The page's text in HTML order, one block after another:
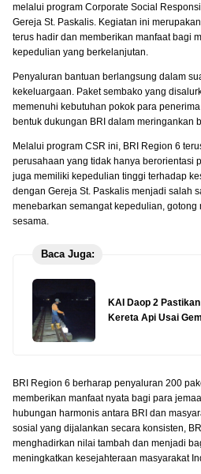
melalui program Corporate Social
Gereja St. Paskalis. Kegiatan ini
terus hadir dan memberikan manfaat bagi
kepedulian yang berkelanjutan.
Penyaluran bantuan berlangsung dalam
kekeluargaan. Paket sembako yang
memenuhi kebutuhan pokok para
bentuk dukungan BRI dalam meringankan
Melalui program CSR ini, BRI Region 6
perusahaan yang tidak hanya berorientasi
juga memiliki kepedulian tinggi terhadap
dengan Gereja St. Paskalis menjadi salah
menebarkan semangat kepedulian,
sesama.
Baca Juga:
KAI Daop 2
Kereta Api Usai
BRI Region 6 berharap penyaluran 200
memberikan manfaat nyata bagi para
hubungan harmonis antara BRI dan
sosial yang dijalankan secara konsisten,
menghadirkan nilai tambah dan menjadi
meningkatkan kesejahteraan masyarakat